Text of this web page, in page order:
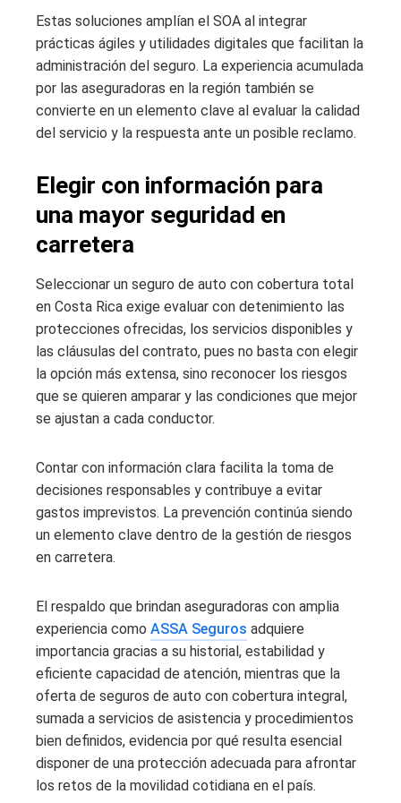
Estas soluciones amplían el SOA al integrar
prácticas ágiles y utilidades digitales que facilitan la
administración del seguro. La experiencia acumulada
por las aseguradoras en la región también se
convierte en un elemento clave al evaluar la calidad
del servicio y la respuesta ante un posible reclamo.
Elegir con información para
una mayor seguridad en
carretera
Seleccionar un seguro de auto con cobertura total
en Costa Rica exige evaluar con detenimiento las
protecciones ofrecidas, los servicios disponibles y
las cláusulas del contrato, pues no basta con elegir
la opción más extensa, sino reconocer los riesgos
que se quieren amparar y las condiciones que mejor
se ajustan a cada conductor.
Contar con información clara facilita la toma de
decisiones responsables y contribuye a evitar
gastos imprevistos. La prevención continúa siendo
un elemento clave dentro de la gestión de riesgos
en carretera.
El respaldo que brindan aseguradoras con amplia
experiencia como ASSA Seguros adquiere
importancia gracias a su historial, estabilidad y
eficiente capacidad de atención, mientras que la
oferta de seguros de auto con cobertura integral,
sumada a servicios de asistencia y procedimientos
bien definidos, evidencia por qué resulta esencial
disponer de una protección adecuada para afrontar
los retos de la movilidad cotidiana en el país.